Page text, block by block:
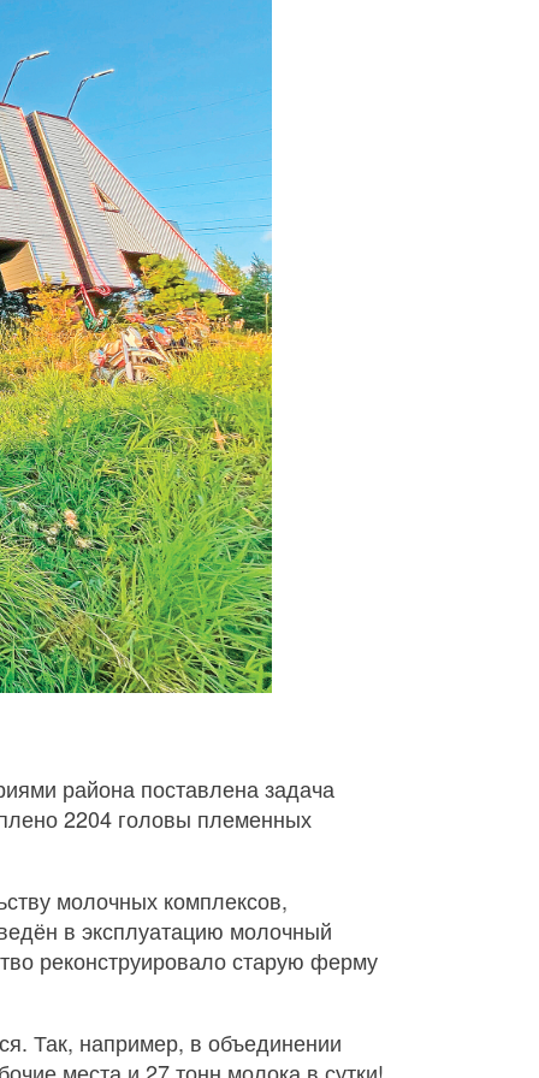
района поставлена задача
2204 головы племенных
молочных комплексов,
в эксплуатацию молочный
реконструировало старую ферму
Так, например, в объединении